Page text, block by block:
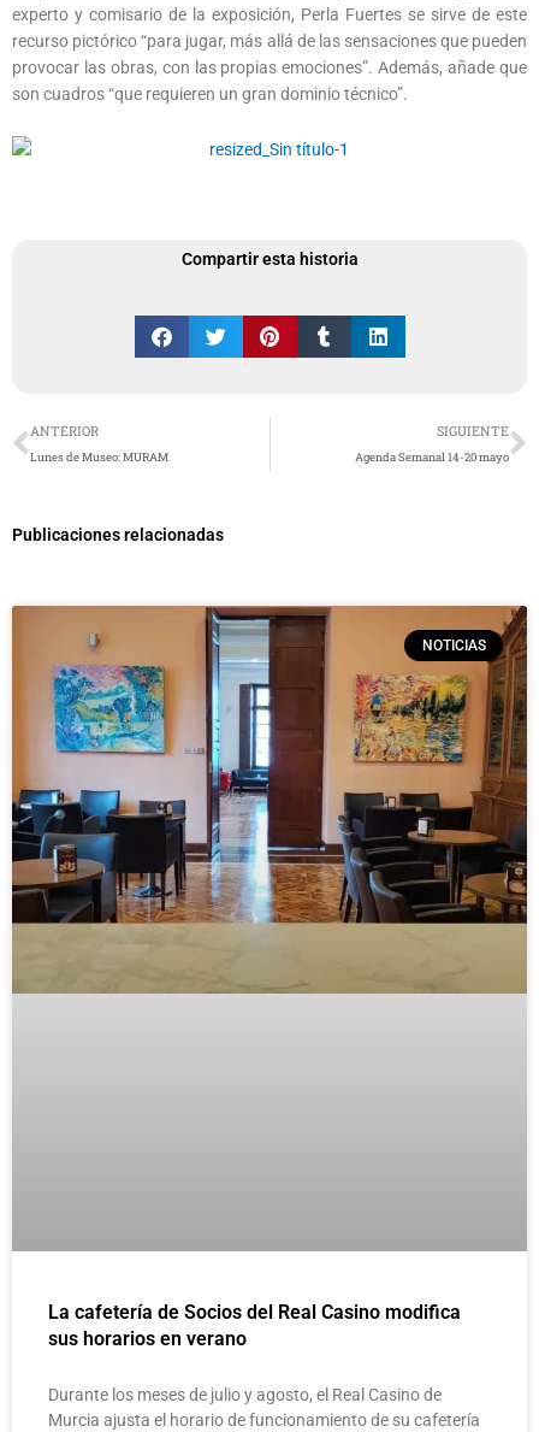
experto y comisario de la exposición, Perla Fuertes se sirve de este
recurso pictórico “para jugar, más allá de las sensaciones que pueden
provocar las obras, con las propias emociones”. Además, añade que
son cuadros “que requieren un gran dominio técnico”.
Compartir esta historia
Ant
ANTERIOR
Lunes de Museo: MURAM
SIGUIENTE
Agenda Semanal 14-20 mayo
Publicaciones relacionadas
NOTICIAS
La cafetería de Socios del Real Casino modifica
sus horarios en verano
Durante los meses de julio y agosto, el Real Casino de
Murcia ajusta el horario de funcionamiento de su cafetería